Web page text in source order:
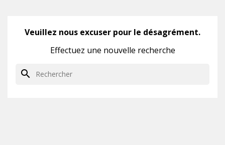
Veuillez nous excuser pour le désagrément.
Effectuez une nouvelle recherche
search